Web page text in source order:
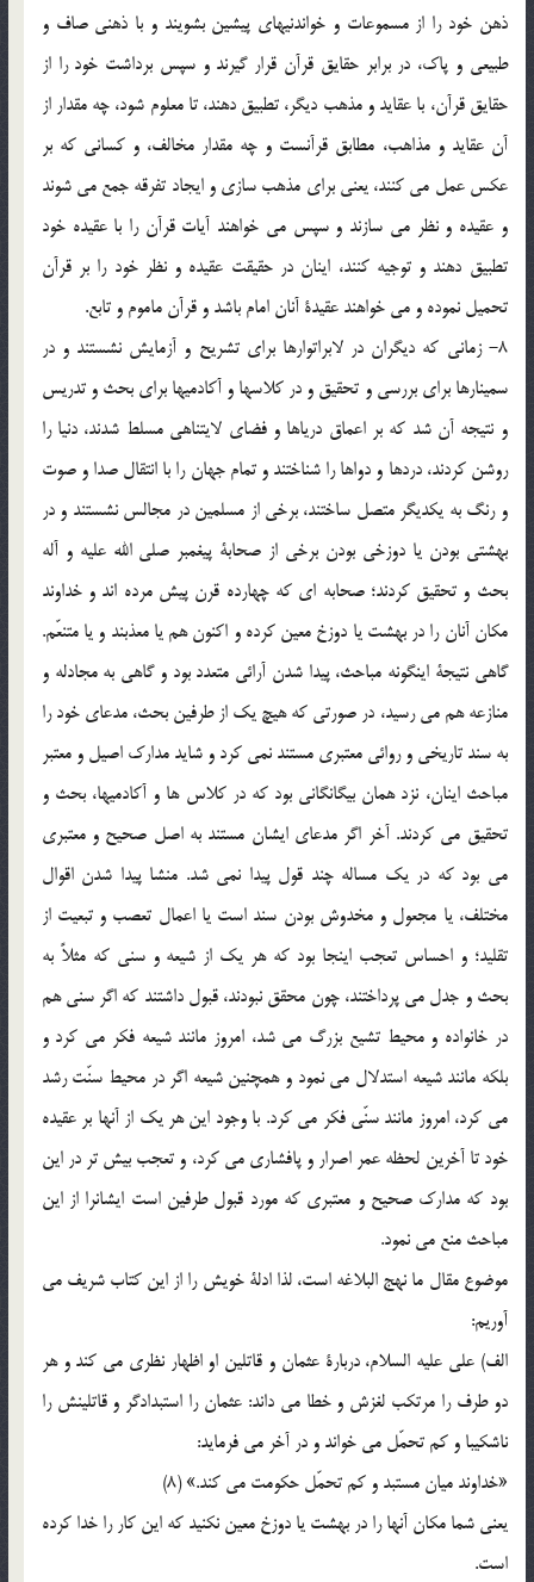
ذهن خود را از مسموعات و خواندنیهای پیشین بشویند و با ذهنی صاف و
طبیعی و پاک، در برابر حقایق قرآن قرار گیرند و سپس برداشت خود را از
حقایق قرآن، با عقاید و مذهب دیگر، تطبیق دهند، تا معلوم شود، چه مقدار از
آن عقاید و مذاهب، مطابق قرآنست و چه مقدار مخالف، و کسانی که بر
عکس عمل می کنند، یعنی برای مذهب سازی و ایجاد تفرقه جمع می شوند
و عقیده و نظر می سازند و سپس می خواهند آیات قرآن را با عقیده خود
تطبیق دهند و توجیه کنند، اینان در حقیقت عقیده و نظر خود را بر قرآن
تحمیل نموده و می خواهند عقیدة آنان امام باشد و قرآن ماموم و تابع.
8- زمانی که دیگران در لابراتوارها برای تشریح و آزمایش نشستند و در
سمینارها برای بررسی و تحقیق و در کلاسها و آکادمیها برای بحث و تدریس
و نتیجه آن شد که بر اعماق دریاها و فضای لایتناهی مسلط شدند، دنیا را
روشن کردند، دردها و دواها را شناختند و تمام جهان را با انتقال صدا و صوت
و رنگ به یکدیگر متصل ساختند، برخی از مسلمین در مجالس نشستند و در
بهشتی بودن یا دوزخی بودن برخی از صحابة پیغمبر صلی الله علیه و آله
بحث و تحقیق کردند؛ صحابه ای که چهارده قرن پیش مرده اند و خداوند
مکان آنان را در بهشت یا دوزخ معین کرده و اکنون هم یا معذبند و یا متنعّم.
گاهی نتیجة اینگونه مباحث، پیدا شدن آرائی متعدد بود و گاهی به مجادله و
منازعه هم می رسید، در صورتی که هیچ یک از طرفین بحث، مدعای خود را
به سند تاریخی و روائی معتبری مستند نمی کرد و شاید مدارک اصیل و معتبر
مباحث اینان، نزد همان بیگانگانی بود که در کلاس ها و آکادمیها، بحث و
تحقیق می کردند. آخر اگر مدعای ایشان مستند به اصل صحیح و معتبری
می بود که در یک مساله چند قول پیدا نمی شد. منشا پیدا شدن اقوال
مختلف، یا مجعول و مخدوش بودن سند است یا اعمال تعصب و تبعیت از
تقلید؛ و احساس تعجب اینجا بود که هر یک از شیعه و سنی که مثلاً به
بحث و جدل می پرداختند، چون محقق نبودند، قبول داشتند که اگر سنی هم
در خانواده و محیط تشیع بزرگ می شد، امروز مانند شیعه فکر می کرد و
بلکه مانند شیعه استدلال می نمود و همچنین شیعه اگر در محیط سنّت رشد
می کرد، امروز مانند سنّی فکر می کرد. با وجود این هر یک از آنها بر عقیده
خود تا آخرین لحظه عمر اصرار و پافشاری می کرد، و تعجب بیش تر در این
بود که مدارک صحیح و معتبری که مورد قبول طرفین است ایشانرا از این
مباحث منع می نمود.
موضوع مقال ما نهج البلاغه است، لذا ادلة خویش را از این کتاب شریف می
آوریم:
الف) علی علیه السلام، دربارة عثمان و قاتلین او اظهار نظری می کند و هر
دو طرف را مرتکب لغزش و خطا می داند: عثمان را استبدادگر و قاتلینش را
ناشکیبا و کم تحمّل می خواند و در آخر می فرماید:
«خداوند میان مستبد و کم تحمّل حکومت می کند.» (8)
یعنی شما مکان آنها را در بهشت یا دوزخ معین نکنید که این کار را خدا کرده
است.